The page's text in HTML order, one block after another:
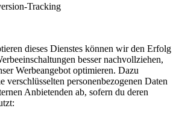
Tracking
dieses Dienstes können wir den Erfolg
besser nachvollziehen,
Werbeangebot optimieren. Dazu
verschlüsselten personenbezogenen Daten
Anbietenden ab, sofern du deren